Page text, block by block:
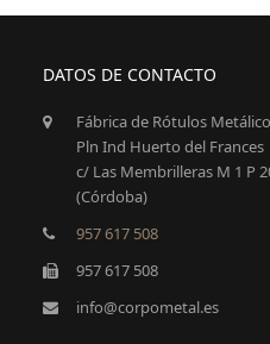
DATOS DE CONTACTO
Fábrica de Rótulos
Pln Ind Huerto del Frances
c/ Las Membrilleras M 1 P
(Córdoba)
957 617 508
957 617 508
info@corpometal.es